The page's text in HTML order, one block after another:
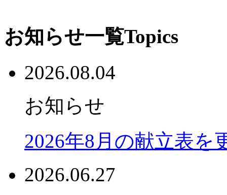
お知らせ一覧Topics
2026.08.04
お知らせ
2026年8月の献立表を
2026.06.27